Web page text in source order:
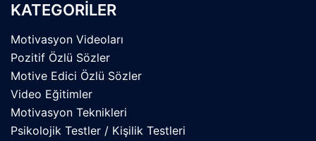
KATEGORİLER
Motivasyon Videoları
Pozitif Özlü Sözler
Motive Edici Özlü Sözler
Video Eğitimler
Motivasyon Teknikleri
Psikolojik Testler / Kişilik Testleri